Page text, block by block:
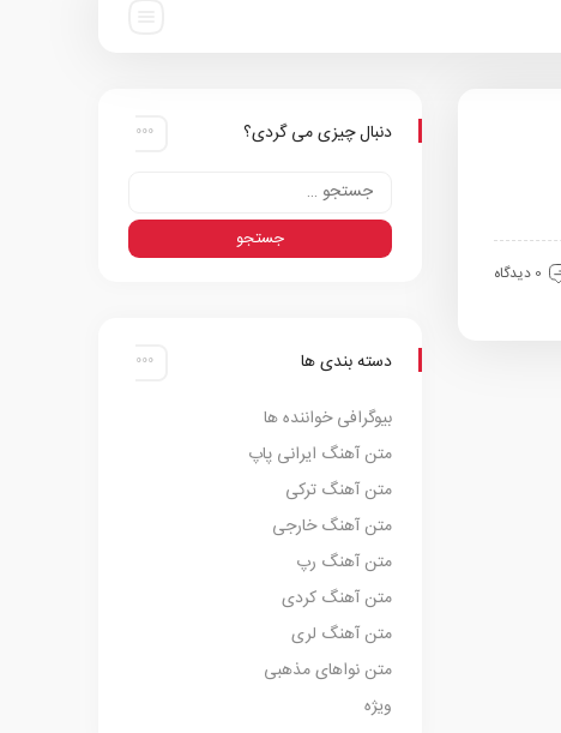
0 دیدگاه
دنبال چیزی می گردی؟
دسته بندی ها
بیوگرافی خواننده ها
متن آهنگ ایرانی پاپ
متن آهنگ ترکی
متن آهنگ خارجی
متن آهنگ رپ
متن آهنگ کردی
متن آهنگ لری
متن نواهای مذهبی
ویژه